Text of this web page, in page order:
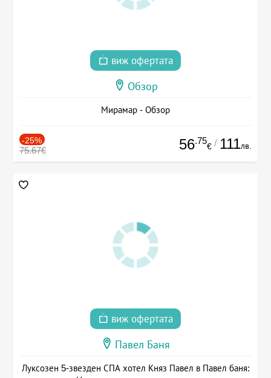
виж офертата
Обзор
Мирамар - Обзор
-25%
75.67€ 56.75
€ / 111лв.
виж офертата
Павел Баня
Луксозен 5-звезден СПА хотел Княз Павел в Павел баня: